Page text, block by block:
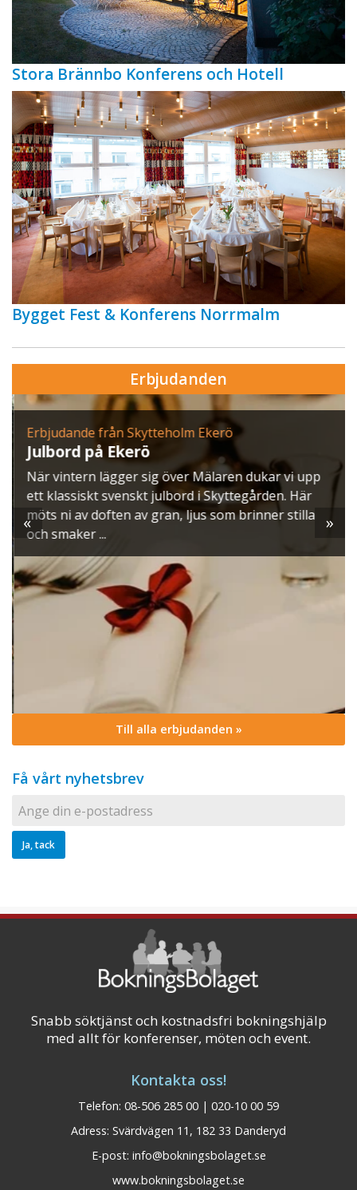
Stora Brännbo Konferens och Hotell
Bygget Fest & Konferens Norrmalm
Erbjudanden
Erbjudande från Skytteholm Ekerö
Julbord på Ekerö
När vintern lägger sig över Mälaren dukar vi upp
ett klassiskt svenskt julbord i Skyttegården. Här
möts ni av doften av gran, ljus som brinner stilla
och smaker ...
« »
Till alla erbjudanden »
Få vårt nyhetsbrev
Snabb söktjänst och kostnadsfri bokningshjälp
med allt för konferenser, möten och event.
Kontakta oss!
Telefon: 08-506 285 00 | 020-10 00 59
Adress: Svärdvägen 11, 182 33 Danderyd
E-post: info@bokningsbolaget.se
www.bokningsbolaget.se